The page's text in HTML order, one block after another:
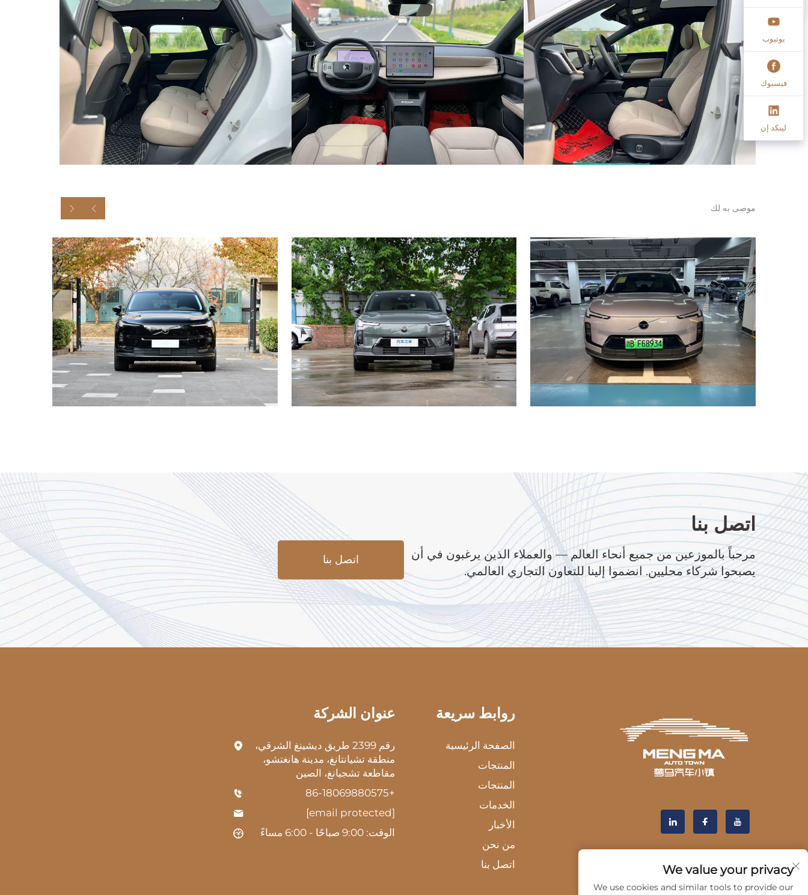
موصى به لك
اتصل بنا
مرحباً بالموزعين من جميع أنحاء العالم — والعملاء الذين يرغبون في أن
يصبحوا شركاء محليين. انضموا إلينا للتعاون التجاري العالمي.
اتصل بنا
يوتيوب
فيسبوك
لينكد إن
روابط سريعة
الصفحة الرئيسية
المنتجات
المنتجات
الخدمات
الأخبار
من نحن
اتصل بنا
عنوان الشركة
رقم 2399 طريق ديشينغ الشرقي،
منطقة تشيانتانغ، مدينة هانغتشو،
مقاطعة تشجيانغ، الصين
+86-18069880575
[email protected]
الوقت: 9:00 صباحًا - 6:00 مساءً
We value your privacy
We use cookies and similar tools to provide our